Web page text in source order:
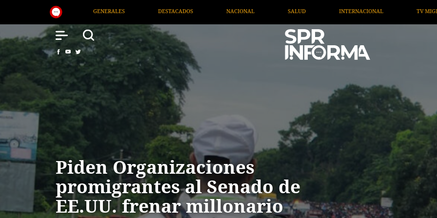
DESTACADOS NACIONAL SALUD INTERNACIONAL TV MIGRANTE INFORMA OPINIÓN
Piden Organizaciones
promigrantes al Senado de
EE.UU. frenar millonario